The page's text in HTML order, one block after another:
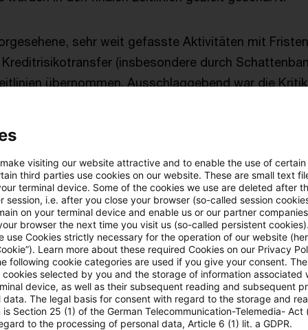
sehr weit gefasste Aktivitäten mit
(insbesondere durch
übernommen. Ausschlaggebend war die
zu unbestimmt und zu weitreichend seien.
und Plattformmodelle im Kreditgeschäft (z.B.
werden nun ausdrücklich als direkte
mehr lediglich unter einer generischen
to lending“ subsumiert.
klargestellt, dass die aufgezählten Tätigkeiten nur
gelten, wenn sie im Wesentlichen für oder im
erbracht werden.
für „direct extension of banking“ ist damit
visiting our website attractive and to enable the use of
third parties use cookies on our website. These are small text
terminal device. Some of the cookies we use are deleted after
session, i.e. after you close your browser (so-called session
on your terminal device and enable us or our partner
browser the next time you visit us (so-called persistent
use Cookies strictly necessary for the operation of our website
Learn more about these required Cookies on our Privacy
following cookie categories are used if you give your consent.
cookies selected by you and the storage of information associated
device, as well as their subsequent reading and subsequent
data. The legal basis for consent with regard to the storage and
is Section 25 (1) of the German Telecommunication-Telemedia- Act
to the processing of personal data, Article 6 (1) lit. a GDPR.